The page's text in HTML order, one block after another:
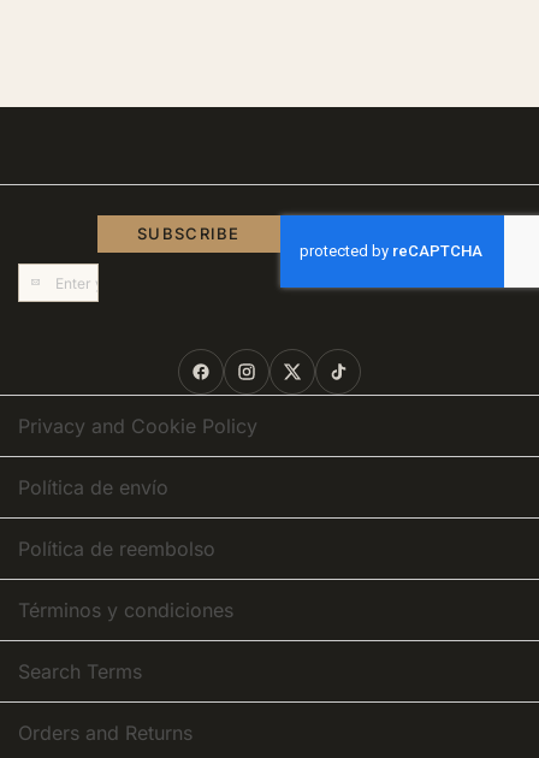
Sign
Up
Newsletter:
SUBSCRIBE
Privacy and Cookie Policy
Política de envío
Política de reembolso
Términos y condiciones
Search Terms
Orders and Returns